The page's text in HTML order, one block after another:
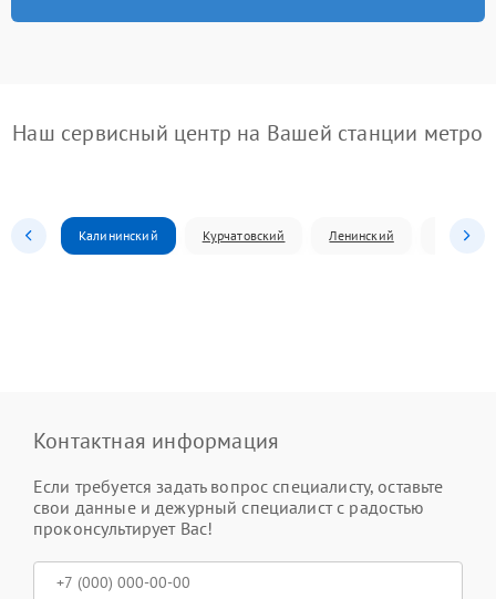
Наш сервисный центр на Вашей станции метро
Калининский Курчатовский Ленинский
Контактная информация
Если требуется задать вопрос специалисту, оставьте
свои данные и дежурный специалист с радостью
проконсультирует Вас!